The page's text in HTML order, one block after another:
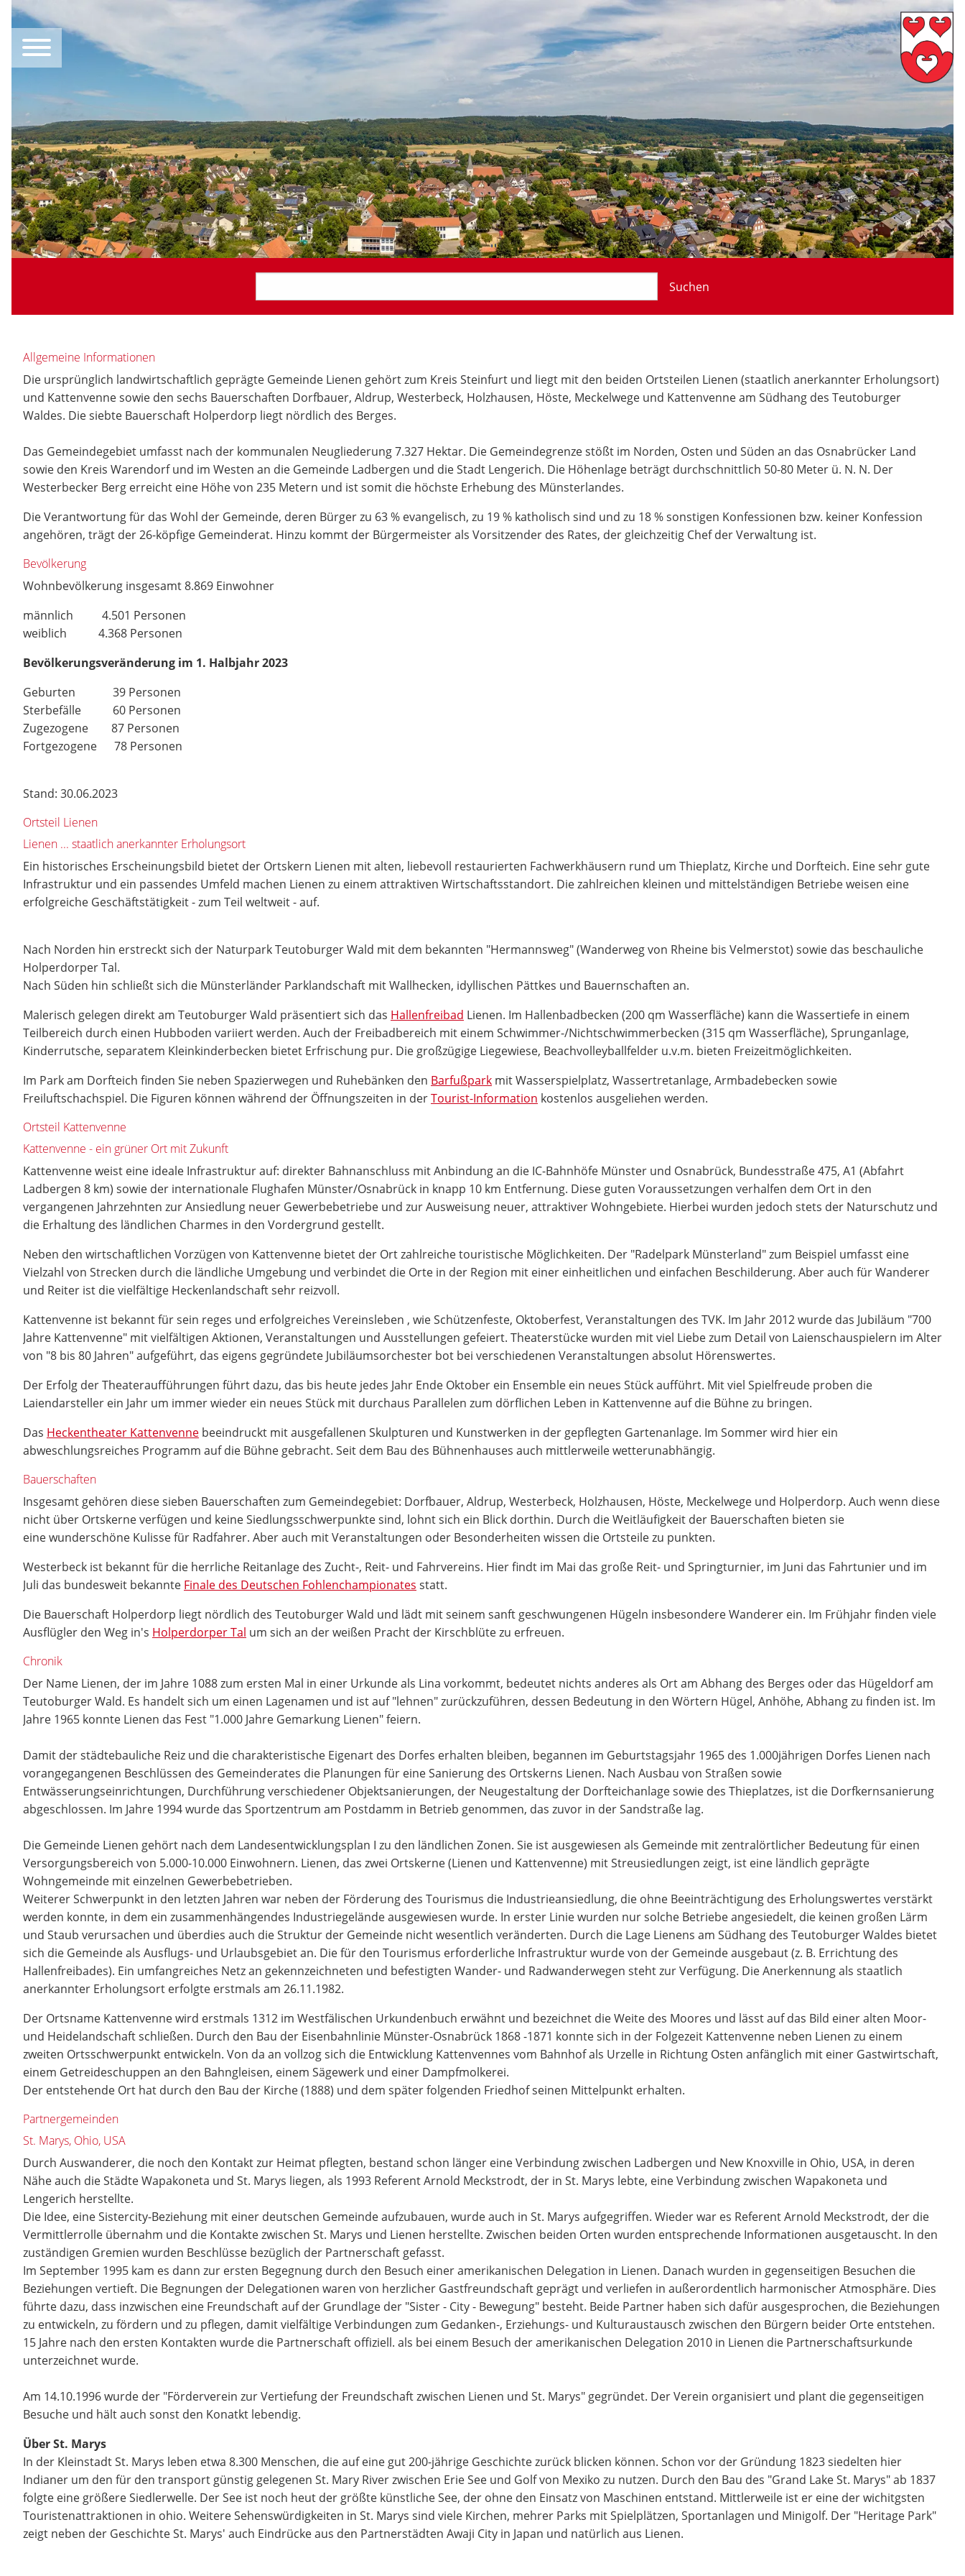
Suchen
Allgemeine Informationen
Die ursprünglich landwirtschaftlich geprägte Gemeinde Lienen gehört zum Kreis Steinfurt und liegt mit den beiden Ortsteilen Lienen (staatlich anerkannter Erholungsort)
und Kattenvenne sowie den sechs Bauerschaften Dorfbauer, Aldrup, Westerbeck, Holzhausen, Höste, Meckelwege und Kattenvenne am Südhang des Teutoburger
Waldes. Die siebte Bauerschaft Holperdorp liegt nördlich des Berges.
Das Gemeindegebiet umfasst nach der kommunalen Neugliederung 7.327 Hektar. Die Gemeindegrenze stößt im Norden, Osten und Süden an das Osnabrücker Land
sowie den Kreis Warendorf und im Westen an die Gemeinde Ladbergen und die Stadt Lengerich. Die Höhenlage beträgt durchschnittlich 50-80 Meter ü. N. N. Der
Westerbecker Berg erreicht eine Höhe von 235 Metern und ist somit die höchste Erhebung des Münsterlandes.
Die Verantwortung für das Wohl der Gemeinde, deren Bürger zu 63 % evangelisch, zu 19 % katholisch sind und zu 18 % sonstigen Konfessionen bzw. keiner Konfession
angehören, trägt der 26-köpfige Gemeinderat. Hinzu kommt der Bürgermeister als Vorsitzender des Rates, der gleichzeitig Chef der Verwaltung ist.
Bevölkerung
Wohnbevölkerung insgesamt 8.869 Einwohner
männlich 4.501 Personen
weiblich 4.368 Personen
Bevölkerungsveränderung im 1. Halbjahr 2023
Geburten 39 Personen
Sterbefälle 60 Personen
Zugezogene 87 Personen
Fortgezogene 78 Personen
Stand: 30.06.2023
Ortsteil Lienen
Lienen ... staatlich anerkannter Erholungsort
Ein historisches Erscheinungsbild bietet der Ortskern Lienen mit alten, liebevoll restaurierten Fachwerkhäusern rund um Thieplatz, Kirche und Dorfteich. Eine sehr gute
Infrastruktur und ein passendes Umfeld machen Lienen zu einem attraktiven Wirtschaftsstandort. Die zahlreichen kleinen und mittelständigen Betriebe weisen eine
erfolgreiche Geschäftstätigkeit - zum Teil weltweit - auf.
Nach Norden hin erstreckt sich der Naturpark Teutoburger Wald mit dem bekannten "Hermannsweg" (Wanderweg von Rheine bis Velmerstot) sowie das beschauliche
Holperdorper Tal.
Nach Süden hin schließt sich die Münsterländer Parklandschaft mit Wallhecken, idyllischen Pättkes und Bauernschaften an.
Malerisch gelegen direkt am Teutoburger Wald präsentiert sich das Hallenfreibad Lienen. Im Hallenbadbecken (200 qm Wasserfläche) kann die Wassertiefe in einem
Teilbereich durch einen Hubboden variiert werden. Auch der Freibadbereich mit einem Schwimmer-/Nichtschwimmerbecken (315 qm Wasserfläche), Sprunganlage,
Kinderrutsche, separatem Kleinkinderbecken bietet Erfrischung pur. Die großzügige Liegewiese, Beachvolleyballfelder u.v.m. bieten Freizeitmöglichkeiten.
Im Park am Dorfteich finden Sie neben Spazierwegen und Ruhebänken den Barfußpark mit Wasserspielplatz, Wassertretanlage, Armbadebecken sowie
Freiluftschachspiel. Die Figuren können während der Öffnungszeiten in derTourist-Information kostenlos ausgeliehen werden.
Ortsteil Kattenvenne
Kattenvenne - ein grüner Ort mit Zukunft
Kattenvenne weist eine ideale Infrastruktur auf: direkter Bahnanschluss mit Anbindung an die IC-Bahnhöfe Münster und Osnabrück, Bundesstraße 475, A1 (Abfahrt
Ladbergen 8 km) sowie der internationale Flughafen Münster/Osnabrück in knapp 10 km Entfernung. Diese guten Voraussetzungen verhalfen dem Ort in den
vergangenen Jahrzehnten zur Ansiedlung neuer Gewerbebetriebe und zur Ausweisung neuer, attraktiver Wohngebiete. Hierbei wurden jedoch stets der Naturschutz und
die Erhaltung des ländlichen Charmes in den Vordergrund gestellt.
Neben den wirtschaftlichen Vorzügen von Kattenvenne bietet der Ort zahlreiche touristische Möglichkeiten. Der "Radelpark Münsterland" zum Beispiel umfasst eine
Vielzahl von Strecken durch die ländliche Umgebung und verbindet die Orte in der Region mit einer einheitlichen und einfachen Beschilderung. Aber auch für Wanderer
und Reiter ist die vielfältige Heckenlandschaft sehr reizvoll.
Kattenvenne ist bekannt für sein reges und erfolgreiches Vereinsleben , wie Schützenfeste, Oktoberfest, Veranstaltungen des TVK. Im Jahr 2012 wurde das Jubiläum "700
Jahre Kattenvenne" mit vielfältigen Aktionen, Veranstaltungen und Ausstellungen gefeiert. Theaterstücke wurden mit viel Liebe zum Detail von Laienschauspielern im Alter
von "8 bis 80 Jahren" aufgeführt, das eigens gegründete Jubiläumsorchester bot bei verschiedenen Veranstaltungen absolut Hörenswertes.
Der Erfolg der Theateraufführungen führt dazu, das bis heute jedes Jahr Ende Oktober ein Ensemble ein neues Stück aufführt. Mit viel Spielfreude proben die
Laiendarsteller ein Jahr um immer wieder ein neues Stück mit durchaus Parallelen zum dörflichen Leben in Kattenvenne auf die Bühne zu bringen.
Das Heckentheater Kattenvenne beeindruckt mit ausgefallenen Skulpturen und Kunstwerken in der gepflegten Gartenanlage. Im Sommer wird hier ein
abweschlungsreiches Programm auf die Bühne gebracht. Seit dem Bau des Bühnenhauses auch mittlerweile wetterunabhängig.
Bauerschaften
Insgesamt gehören diese sieben Bauerschaften zum Gemeindegebiet: Dorfbauer, Aldrup, Westerbeck, Holzhausen, Höste, Meckelwege und Holperdorp. Auch wenn diese
nicht über Ortskerne verfügen und keine Siedlungsschwerpunkte sind, lohnt sich ein Blick dorthin. Durch die Weitläufigkeit der Bauerschaften bieten sie
eine wunderschöne Kulisse für Radfahrer. Aber auch mit Veranstaltungen oder Besonderheiten wissen die Ortsteile zu punkten.
Westerbeck ist bekannt für die herrliche Reitanlage des Zucht-, Reit- und Fahrvereins. Hier findt im Mai das große Reit- und Springturnier, im Juni das Fahrtunier und im
Juli das bundesweit bekannte Finale des Deutschen Fohlenchampionates statt.
Die Bauerschaft Holperdorp liegt nördlich des Teutoburger Wald und lädt mit seinem sanft geschwungenen Hügeln insbesondere Wanderer ein. Im Frühjahr finden viele
Ausflügler den Weg in's Holperdorper Tal um sich an der weißen Pracht der Kirschblüte zu erfreuen.
Chronik
Der Name Lienen, der im Jahre 1088 zum ersten Mal in einer Urkunde als Lina vorkommt, bedeutet nichts anderes als Ort am Abhang des Berges oder das Hügeldorf am
Teutoburger Wald. Es handelt sich um einen Lagenamen und ist auf "lehnen" zurückzuführen, dessen Bedeutung in den Wörtern Hügel, Anhöhe, Abhang zu finden ist. Im
Jahre 1965 konnte Lienen das Fest "1.000 Jahre Gemarkung Lienen" feiern.
Damit der städtebauliche Reiz und die charakteristische Eigenart des Dorfes erhalten bleiben, begannen im Geburtstagsjahr 1965 des 1.000jährigen Dorfes Lienen nach
vorangegangenen Beschlüssen des Gemeinderates die Planungen für eine Sanierung des Ortskerns Lienen. Nach Ausbau von Straßen sowie
Entwässerungseinrichtungen, Durchführung verschiedener Objektsanierungen, der Neugestaltung der Dorfteichanlage sowie des Thieplatzes, ist die Dorfkernsanierung
abgeschlossen. Im Jahre 1994 wurde das Sportzentrum am Postdamm in Betrieb genommen, das zuvor in der Sandstraße lag.
Die Gemeinde Lienen gehört nach dem Landesentwicklungsplan I zu den ländlichen Zonen. Sie ist ausgewiesen als Gemeinde mit zentralörtlicher Bedeutung für einen
Versorgungsbereich von 5.000-10.000 Einwohnern. Lienen, das zwei Ortskerne (Lienen und Kattenvenne) mit Streusiedlungen zeigt, ist eine ländlich geprägte
Wohngemeinde mit einzelnen Gewerbebetrieben.
Weiterer Schwerpunkt in den letzten Jahren war neben der Förderung des Tourismus die Industrieansiedlung, die ohne Beeinträchtigung des Erholungswertes verstärkt
werden konnte, in dem ein zusammenhängendes Industriegelände ausgewiesen wurde. In erster Linie wurden nur solche Betriebe angesiedelt, die keinen großen Lärm
und Staub verursachen und überdies auch die Struktur der Gemeinde nicht wesentlich veränderten. Durch die Lage Lienens am Südhang des Teutoburger Waldes bietet
sich die Gemeinde als Ausflugs- und Urlaubsgebiet an. Die für den Tourismus erforderliche Infrastruktur wurde von der Gemeinde ausgebaut (z. B. Errichtung des
Hallenfreibades). Ein umfangreiches Netz an gekennzeichneten und befestigten Wander- und Radwanderwegen steht zur Verfügung. Die Anerkennung als staatlich
anerkannter Erholungsort erfolgte erstmals am 26.11.1982.
Der Ortsname Kattenvenne wird erstmals 1312 im Westfälischen Urkundenbuch erwähnt und bezeichnet die Weite des Moores und lässt auf das Bild einer alten Moor-
und Heidelandschaft schließen. Durch den Bau der Eisenbahnlinie Münster-Osnabrück 1868 -1871 konnte sich in der Folgezeit Kattenvenne neben Lienen zu einem
zweiten Ortsschwerpunkt entwickeln. Von da an vollzog sich die Entwicklung Kattenvennes vom Bahnhof als Urzelle in Richtung Osten anfänglich mit einer Gastwirtschaft,
einem Getreideschuppen an den Bahngleisen, einem Sägewerk und einer Dampfmolkerei.
Der entstehende Ort hat durch den Bau der Kirche (1888) und dem später folgenden Friedhof seinen Mittelpunkt erhalten.
Partnergemeinden
St. Marys, Ohio, USA
Durch Auswanderer, die noch den Kontakt zur Heimat pflegten, bestand schon länger eine Verbindung zwischen Ladbergen und New Knoxville in Ohio, USA, in deren
Nähe auch die Städte Wapakoneta und St. Marys liegen, als 1993 Referent Arnold Meckstrodt, der in St. Marys lebte, eine Verbindung zwischen Wapakoneta und
Lengerich herstellte.
Die Idee, eine Sistercity-Beziehung mit einer deutschen Gemeinde aufzubauen, wurde auch in St. Marys aufgegriffen. Wieder war es Referent Arnold Meckstrodt, der die
Vermittlerrolle übernahm und die Kontakte zwischen St. Marys und Lienen herstellte. Zwischen beiden Orten wurden entsprechende Informationen ausgetauscht. In den
zuständigen Gremien wurden Beschlüsse bezüglich der Partnerschaft gefasst.
Im September 1995 kam es dann zur ersten Begegnung durch den Besuch einer amerikanischen Delegation in Lienen. Danach wurden in gegenseitigen Besuchen die
Beziehungen vertieft. Die Begnungen der Delegationen waren von herzlicher Gastfreundschaft geprägt und verliefen in außerordentlich harmonischer Atmosphäre. Dies
führte dazu, dass inzwischen eine Freundschaft auf der Grundlage der "Sister - City - Bewegung" besteht. Beide Partner haben sich dafür ausgesprochen, die Beziehungen
zu entwickeln, zu fördern und zu pflegen, damit vielfältige Verbindungen zum Gedanken-, Erziehungs- und Kulturaustausch zwischen den Bürgern beider Orte entstehen.
15 Jahre nach den ersten Kontakten wurde die Partnerschaft offiziell. als bei einem Besuch der amerikanischen Delegation 2010 in Lienen die Partnerschaftsurkunde
unterzeichnet wurde.
Am 14.10.1996 wurde der "Förderverein zur Vertiefung der Freundschaft zwischen Lienen und St. Marys" gegründet. Der Verein organisiert und plant die gegenseitigen
Besuche und hält auch sonst den Konatkt lebendig.
Über St. Marys
In der Kleinstadt St. Marys leben etwa 8.300 Menschen, die auf eine gut 200-jährige Geschichte zurück blicken können. Schon vor der Gründung 1823 siedelten hier
Indianer um den für den transport günstig gelegenen St. Mary River zwischen Erie See und Golf von Mexiko zu nutzen. Durch den Bau des "Grand Lake St. Marys" ab 1837
folgte eine größere Siedlerwelle. Der See ist noch heut der größte künstliche See, der ohne den Einsatz von Maschinen entstand. Mittlerweile ist er eine der wichitgsten
Touristenattraktionen in ohio. Weitere Sehenswürdigkeiten in St. Marys sind viele Kirchen, mehrer Parks mit Spielplätzen, Sportanlagen und Minigolf. Der "Heritage Park"
zeigt neben der Geschichte St. Marys' auch Eindrücke aus den Partnerstädten Awaji City in Japan und natürlich aus Lienen.